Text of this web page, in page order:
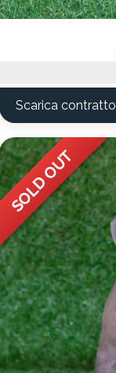
Scarica contratto
SOLD OUT